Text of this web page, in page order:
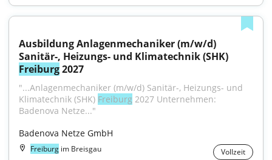
Ausbildung Anlagenmechaniker (m/w/d)
Freiburg 2027
"...Anlagenmechaniker (m/w/d) Sanitär-, Heizungs- und
Klimatechnik (SHK) Freiburg 2027 Unternehmen:
Badenova Netze..."
Badenova Netze GmbH
Freiburg im Breisgau Vollzeit